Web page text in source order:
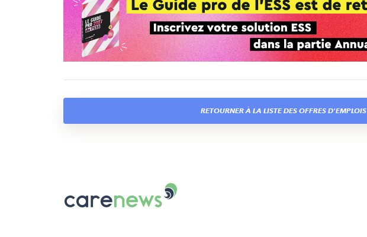
RETOURNER À LA LISTE DES OFFRES D'EMPLOIS
Le